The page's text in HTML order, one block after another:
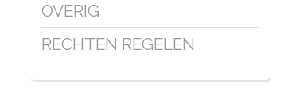
OVERIG
RECHTEN REGELEN